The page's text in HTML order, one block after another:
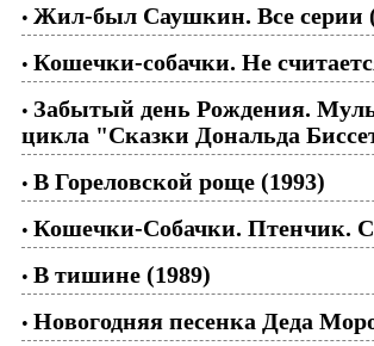
• Жил-был Саушкин. Все серии
• Кошечки-собачки. Не
• Забытый день Рождения.
цикла "Сказки Дональда
• В Гореловской роще (1993)
• Кошечки-Собачки. Птенчик.
• В тишине (1989)
• Новогодняя песенка Деда